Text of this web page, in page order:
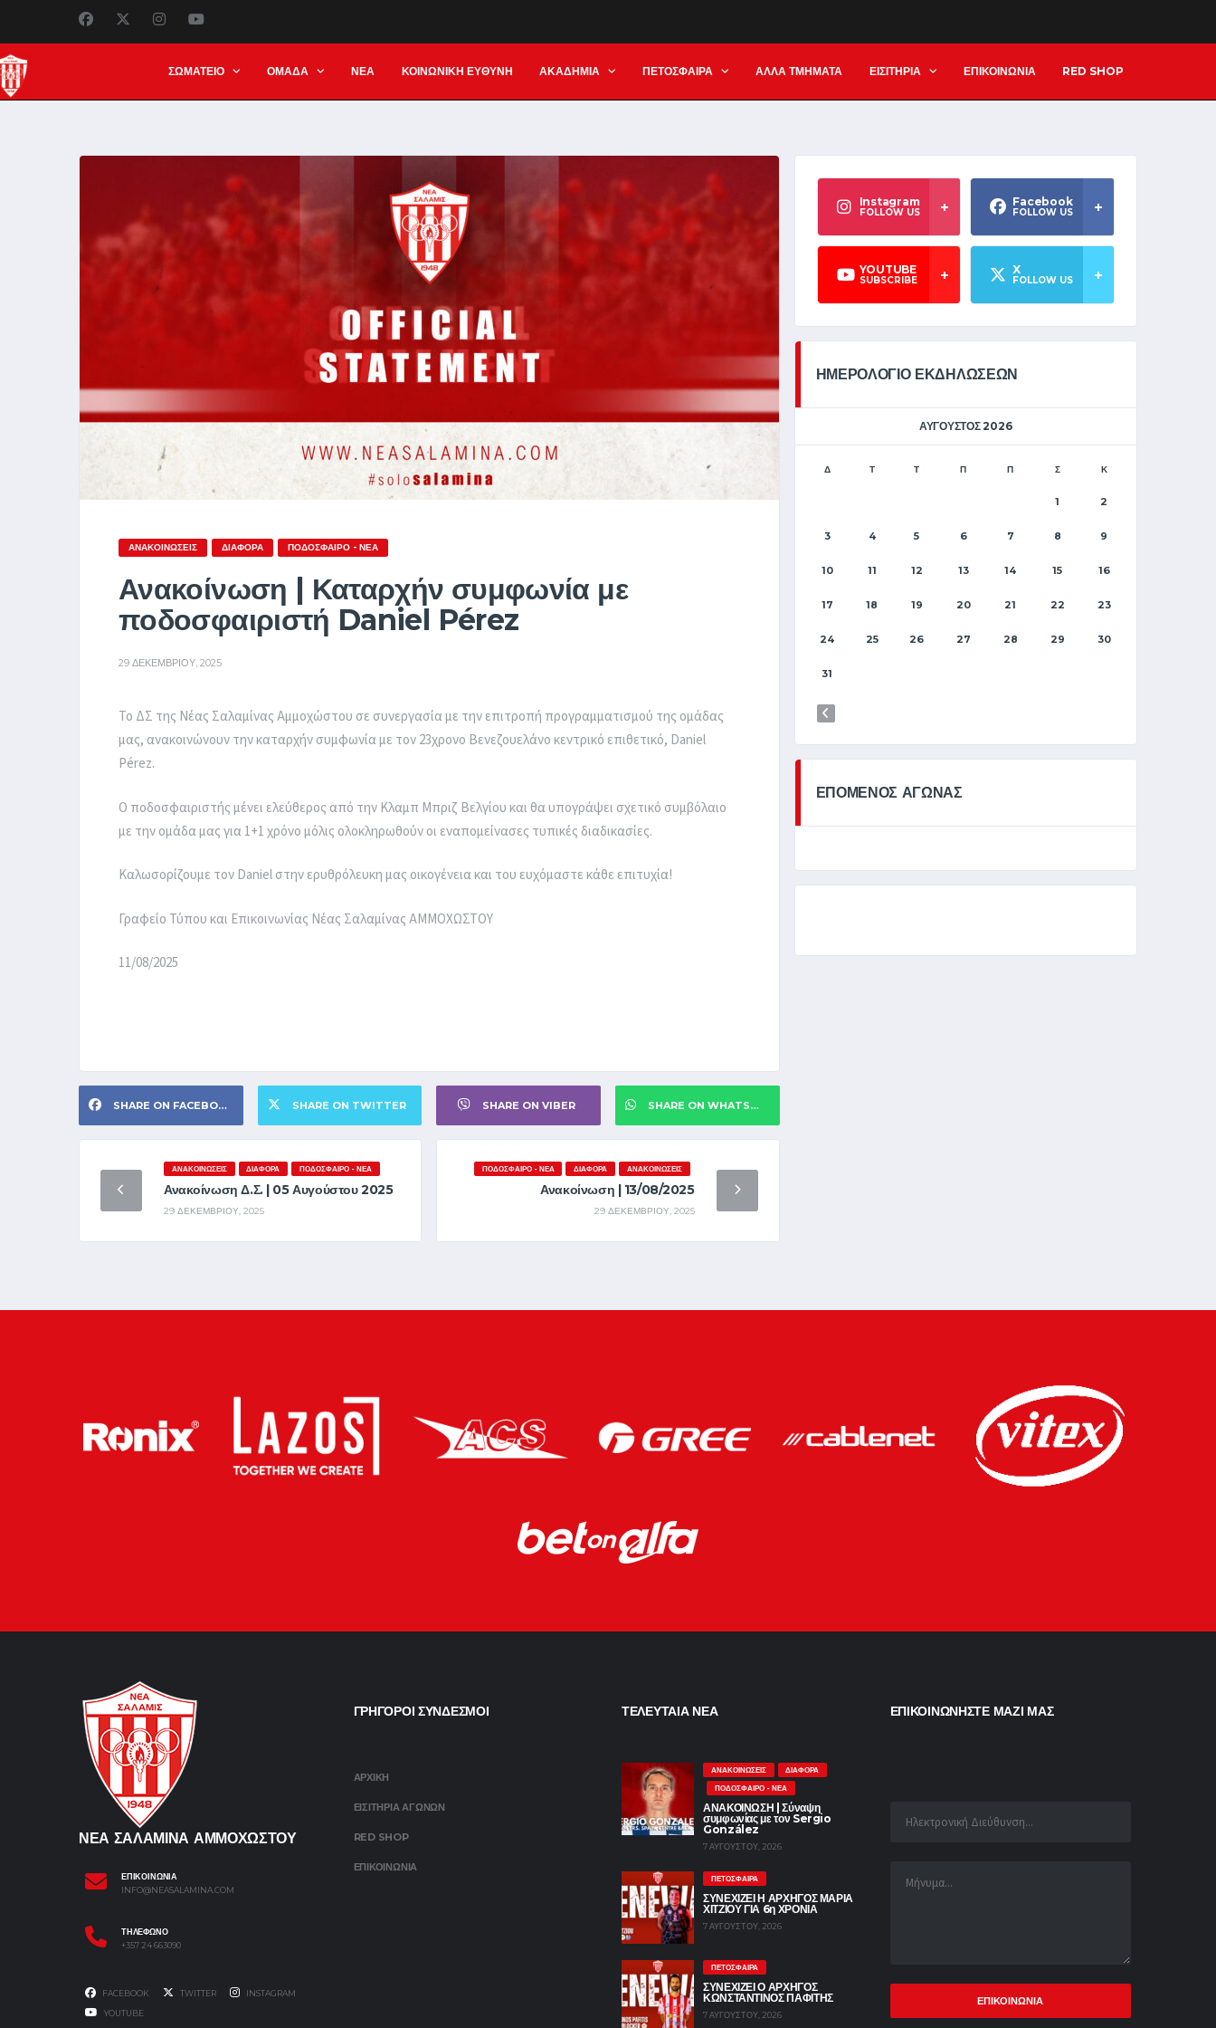
ΣΩΜΑΤΕΙΟ ΟΜΑΔΑ ΝΕΑ ΚΟΙΝΩΝΙΚΗ ΕΥΘΥΝΗ ΑΚΑΔΗΜΙΑ ΠΕΤΟΣΦΑΙΡΑ ΑΛΛΑ ΤΜΗΜΑΤΑ ΕΙΣΙΤΗΡΙΑ ΕΠΙΚΟΙΝΩΝΙΑ RED SHOP
ΑΝΑΚΟΙΝΏΣΕΙΣ ΔΙΆΦΟΡΑ ΠΟΔΌΣΦΑΙΡΟ - ΝΈΑ
Ανακοίνωση | Καταρχήν συμφωνία με
ποδοσφαιριστή Daniel Pérez
29 ΔΕΚΕΜΒΡΊΟΥ, 2025
Το ΔΣ της Νέας Σαλαμίνας Αμμοχώστου σε συνεργασία με την επιτροπή προγραμματισμού της ομάδας
μας, ανακοινώνουν την καταρχήν συμφωνία με τον 23χρονο Βενεζουελάνο κεντρικό επιθετικό, Daniel
Pérez.
Ο ποδοσφαιριστής μένει ελεύθερος από την Κλαμπ Μπριζ Βελγίου και θα υπογράψει σχετικό συμβόλαιο
με την ομάδα μας για 1+1 χρόνο μόλις ολοκληρωθούν οι εναπομείνασες τυπικές διαδικασίες.
Καλωσορίζουμε τον Daniel στην ερυθρόλευκη μας οικογένεια και του ευχόμαστε κάθε επιτυχία!
Γραφείο Τύπου και Επικοινωνίας Νέας Σαλαμίνας ΑΜΜΟΧΩΣΤΟΥ
11/08/2025
SHARE ON FACEBOOK SHARE ON TWITTER SHARE ON VIBER SHARE ON WHATSAPP
ΑΝΑΚΟΙΝΏΣΕΙΣ ΔΙΆΦΟΡΑ ΠΟΔΌΣΦΑΙΡΟ - ΝΈΑ
Ανακοίνωση Δ.Σ. | 05 Αυγούστου 2025
29 ΔΕΚΕΜΒΡΊΟΥ, 2025
ΑΝΑΚΟΙΝΏΣΕΙΣ
ΔΙΆΦΟΡΑ
ΠΟΔΌΣΦΑΙΡΟ - ΝΈΑ
Ανακοίνωση | 13/08/2025
29 ΔΕΚΕΜΒΡΊΟΥ, 2025
Instagram
FOLLOW US
Facebook
FOLLOW US
YOUTUBE
SUBSCRIBE
X
FOLLOW US
ΗΜΕΡΟΛΟΓΙΟ ΕΚΔΗΛΩΣΕΩΝ
ΑΎΓΟΥΣΤΟΣ 2026
Δ Τ Τ Π Π Σ Κ
1 2
3 4 5 6 7 8 9
10 11 12 13 14 15 16
17 18 19 20 21 22 23
24 25 26 27 28 29 30
31
ΕΠΟΜΕΝΟΣ ΑΓΩΝΑΣ
ΝΕΑ ΣΑΛΑΜΙΝΑ ΑΜΜΟΧΩΣΤΟΥ
ΕΠΙΚΟΙΝΩΝΙΑ
INFO@NEASALAMINA.COM
ΤΗΛΕΦΩΝΟ
+357 24 663090
FACEBOOK TWITTER INSTAGRAM
YOUTUBE
ΓΡΗΓΟΡΟΙ ΣΥΝΔΕΣΜΟΙ
ΑΡΧΙΚΗ
ΕΙΣΙΤΗΡΙΑ ΑΓΩΝΩΝ
RED SHOP
ΕΠΙΚΟΙΝΩΝΙΑ
ΤΕΛΕΥΤΑΙΑ ΝΕΑ
ΑΝΑΚΟΙΝΏΣΕΙΣ
ΔΙΆΦΟΡΑ
ΠΟΔΌΣΦΑΙΡΟ - ΝΈΑ
ΑΝΑΚΟΙΝΩΣΗ | Σύναψη
συμφωνίας με τον Sergio
González
7 ΑΥΓΟΎΣΤΟΥ, 2026
ΠΕΤΌΣΦΑΙΡΑ
ΣΥΝΕΧΙΖΕΙ Η ΑΡΧΗΓΟΣ ΜΑΡΙΑ
ΧΙΤΖΙΟΥ ΓΙΑ 6η ΧΡΟΝΙΑ
7 ΑΥΓΟΎΣΤΟΥ, 2026
ΠΕΤΌΣΦΑΙΡΑ
ΣΥΝΕΧΙΖΕΙ Ο ΑΡΧΗΓΟΣ
ΚΩΝΣΤΑΝΤΙΝΟΣ ΠΑΦΙΤΗΣ
7 ΑΥΓΟΎΣΤΟΥ, 2026
ΕΠΙΚΟΙΝΩΝΗΣΤΕ ΜΑΖΙ ΜΑΣ